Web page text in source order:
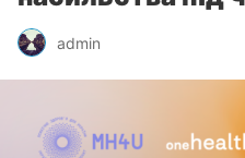
admin